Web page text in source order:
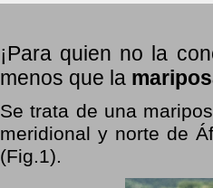
¡Para quien no la
menos que la
Se trata de una
meridional y norte de
(Fig.1).